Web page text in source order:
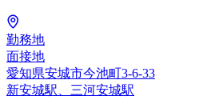
勤務地
面接地
愛知県安城市今池町3-6-33
新安城駅、三河安城駅